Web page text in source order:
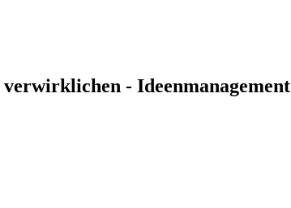
- Ideenmanagement